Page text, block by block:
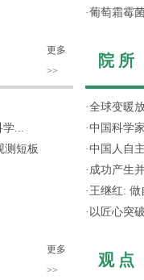
更多
>>
学...
测短板
更多
>>
·葡萄霜霉
院 所
·全球变暖
·中国科学
·中国人自
· 成功产生
· 王继红: 做
· 以匠心突
观 点